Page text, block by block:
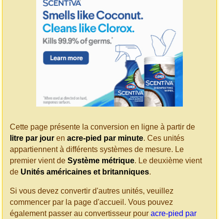
Cette page présente la conversion en ligne à partir de
litre par jour en acre-pied par minute. Ces unités
appartiennent à différents systèmes de mesure. Le
premier vient de Système métrique. Le deuxième vient
de Unités américaines et britanniques.
Si vous devez convertir d'autres unités, veuillez
commencer par la page d'accueil. Vous pouvez
également passer au convertisseur pour acre-pied par